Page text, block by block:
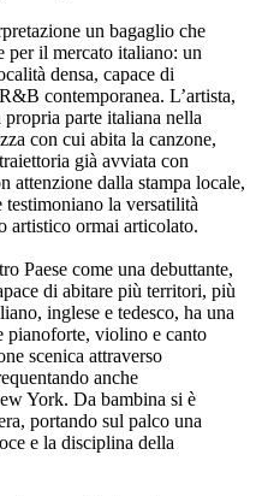
un bagaglio che
per il mercato italiano: un
densa, capace di
contemporanea. L’artista,
parte italiana nella
con cui abita la canzone,
già avviata con
attenzione dalla stampa locale,
la versatilità
artistico ormai articolato.
Paese come una debuttante,
di abitare più territori, più
inglese e tedesco, ha una
pianoforte, violino e canto
scenica attraverso
anche
York. Da bambina si è
portando sul palco una
e la disciplina della